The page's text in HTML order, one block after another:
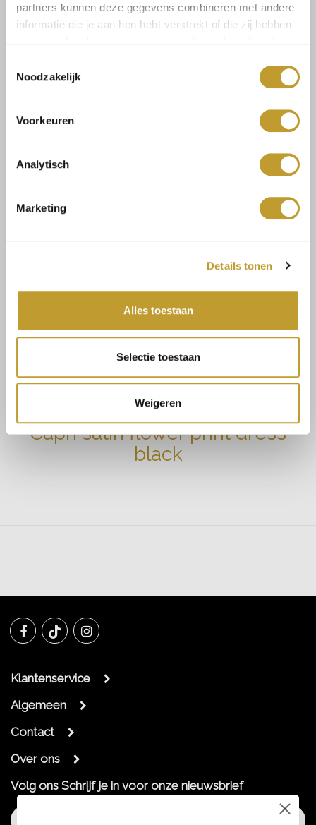
partners kunnen deze gegevens combineren met andere
informatie die je aan hen hebt verstrekt of die zij hebben
Noodzakelijk
Voorkeuren
Analytisch
Marketing
Details tonen
Alles toestaan
Selectie toestaan
Weigeren
Size guide Verzenden & retourneren
Koop veilig en vertrouwd
Capri satin flower print dress
black
Klantenservice
Algemeen
Contact
Over ons
Volg ons Schrijf je in voor onze nieuwsbrief